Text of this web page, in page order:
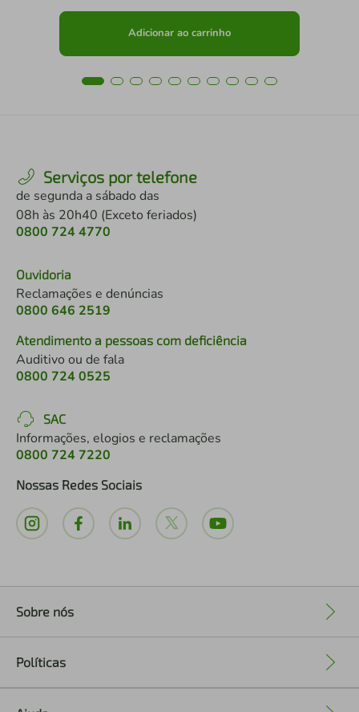
Adicionar ao carrinho
Serviços por telefone
de segunda a sábado das
08h às 20h40 (Exceto feriados)
0800 724 4770
Ouvidoria
Reclamações e denúncias
0800 646 2519
Atendimento a pessoas com deficiência
Auditivo ou de fala
0800 724 0525
SAC
Informações, elogios e reclamações
0800 724 7220
Nossas Redes Sociais
Sobre nós
Políticas